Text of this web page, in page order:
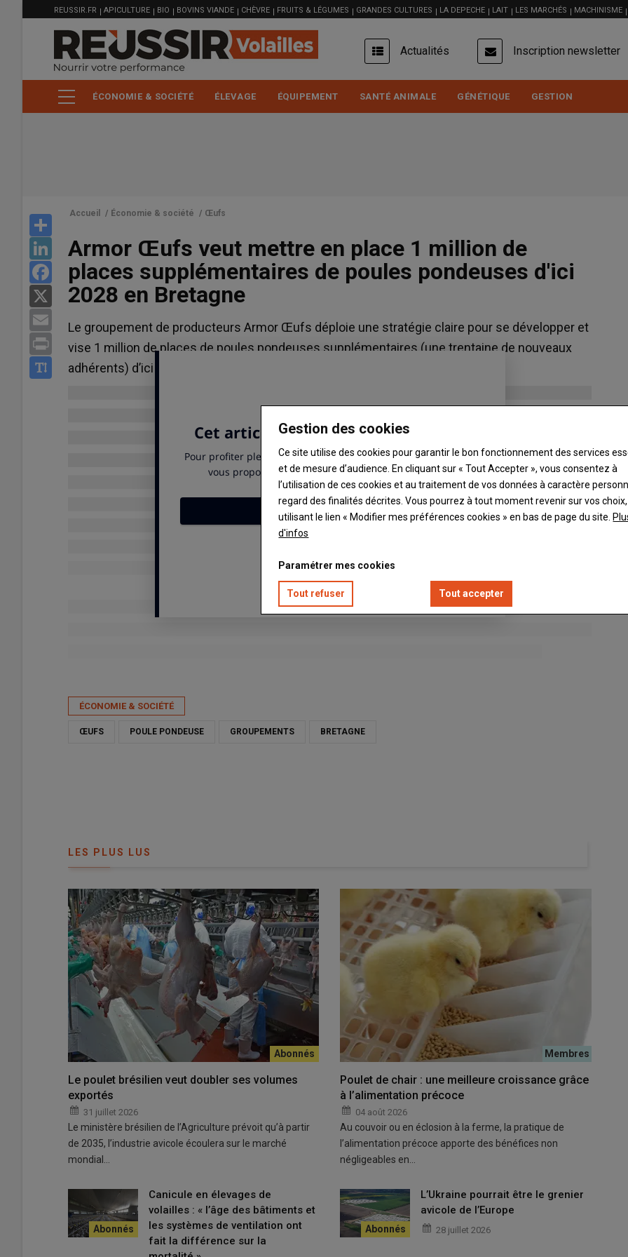
MENU
FILIÈRE
REUSSIR.FR APICULTURE BIO BOVINS VIANDE CHÈVRE FRUITS & LÉGUMES GRANDES CULTURES LA DEPECHE LAIT LES MARCHÉS MACHINISME
USER
ACCOUNT
MENU
Actualités Inscription newsletter
ÉCONOMIE & SOCIÉTÉ ÉLEVAGE ÉQUIPEMENT SANTÉ ANIMALE GÉNÉTIQUE GESTION
LinkedIn
Facebook
Print
Accueil / Économie & société / Œufs
Armor Œufs veut mettre en place 1 million de
places supplémentaires de poules pondeuses d'ici
2028 en Bretagne
Le groupement de producteurs Armor Œufs déploie une stratégie claire pour se développer et
vise 1 million de places de poules pondeuses supplémentaires (une trentaine de nouveaux
adhérents) d’ici 2028.
Les trophées de la performance 2026 du groupement Armor Œufs remis aux éleveurs.
© Franck Jourdain
« Nous avons déjà dans les tuyaux une dizaine d’installations prévues cette année et encore plus en 2027 », explique
Frédéric Chartier, président du groupement basé à Pontivy.
Il s’exprimait lors de l’assemblée générale d’Armor Œufs, le 9 avril à La Motte (Côtes-d’Armor). Le groupement compte
actuellement 40 projets (51 bâtiments) dont quelques-uns sont réalisés. 8 émanent d’éleveurs en place qui
ÉCONOMIE & SOCIÉTÉ
ŒUFS POULE PONDEUSE GROUPEMENTS BRETAGNE
LES PLUS LUS
Le poulet brésilien veut doubler ses volumes
exportés
31 juillet 2026
Le ministère brésilien de l’Agriculture prévoit qu’à partir
de 2035, l’industrie avicole écoulera sur le marché
mondial…
Poulet de chair : une meilleure croissance grâce
à l’alimentation précoce
04 août 2026
Au couvoir ou en éclosion à la ferme, la pratique de
l’alimentation précoce apporte des bénéfices non
négligeables en…
Canicule en élevages de
volailles : « l’âge des bâtiments et
les systèmes de ventilation ont
fait la différence sur la
L’Ukraine pourrait être le grenier
avicole de l’Europe
28 juillet 2026
Gestion des cookies
Ce site utilise des cookies pour garantir le bon fonctionnement des services
et de mesure d’audience. En cliquant sur « Tout Accepter », vous consentez à
l’utilisation de ces cookies et au traitement de vos données à caractère
regard des finalités décrites. Vous pourrez à tout moment revenir sur vos
utilisant le lien « Modifier mes préférences cookies » en bas de page du site.
d'infos
Paramétrer mes cookies
Tout refuser Tout accepter